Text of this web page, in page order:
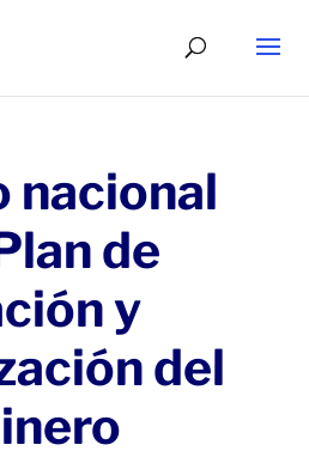
nacional
de
y
del